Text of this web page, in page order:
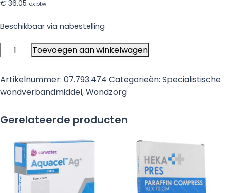
€ 36.05 ex btw
Beschikbaar via nabestelling
Kaltostat
streng
2
gram
Toevoegen aan winkelwagen
Artikelnummer: 07.793.474 Categorieën: Specialistische
wondverbandmiddel,Wondzorg
Gerelateerde producten